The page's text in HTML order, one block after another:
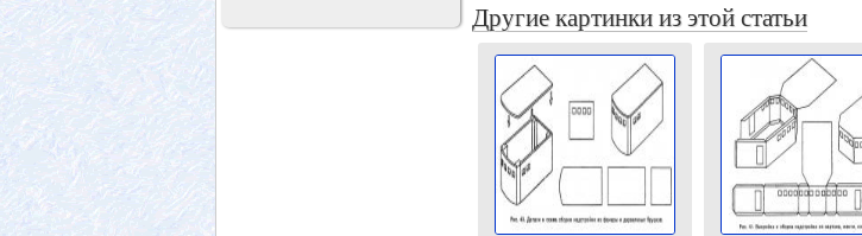
Другие картинки из этой статьи